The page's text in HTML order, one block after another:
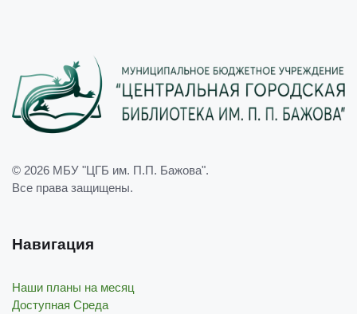
© 2026 МБУ "ЦГБ им. П.П. Бажова".
Все права защищены.
Навигация
Наши планы на месяц
Доступная Среда